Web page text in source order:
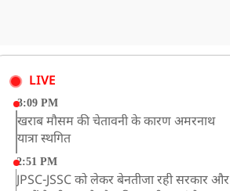
LIVE
3:09 PM
खराब मौसम की चेतावनी के कारण अमरनाथ
यात्रा स्थगित
2:51 PM
JPSC-JSSC को लेकर बेनतीजा रही सरकार और